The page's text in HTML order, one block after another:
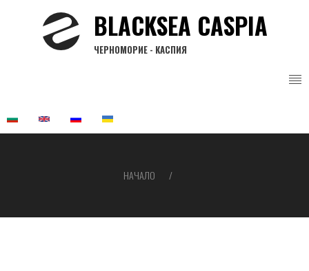
BLACKSEA CASPIA
ЧЕРНОМОРИЕ - КАСПИЯ
НАЧАЛО